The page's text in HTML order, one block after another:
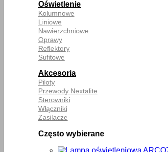
Oświetlenie
Kolumnowe
Liniowe
Nawierzchniowe
Oprawy
Reflektory
Sufitowe
Akcesoria
Piloty
Przewody Nextalite
Sterowniki
Włączniki
Zasilacze
Często wybierane